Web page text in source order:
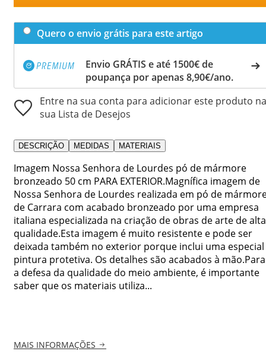
Quero o envio grátis para este artigo
Envio GRÁTIS e até 1500€ de
poupança por apenas 8,90€/ano.
Entre na sua conta para adicionar este produto na
sua Lista de Desejos
DESCRIÇÃO MEDIDAS MATERIAIS
Imagem Nossa Senhora de Lourdes pó de mármore
bronzeado 50 cm PARA EXTERIOR.Magnífica imagem de
Nossa Senhora de Lourdes realizada em pó de
de Carrara com acabado bronzeado por uma empresa
italiana especializada na criação de obras de arte de alta
qualidade.Esta imagem é muito resistente e pode ser
deixada também no exterior porque inclui uma especial
pintura protetiva. Os detalhes são acabados à mão.Para
a defesa da qualidade do meio ambiente, é importante
saber que os materiais utiliza...
MAIS INFORMAÇÕES